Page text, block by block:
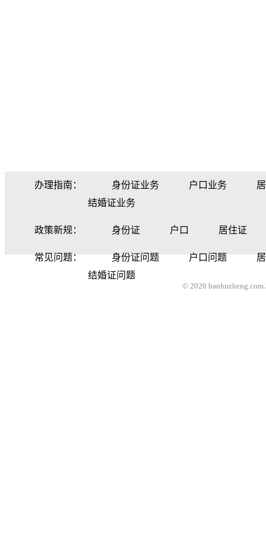
办理指南： 身份证业务 户口业务
结婚证业务
政策新规： 身份证 户口 居住证
常见问题： 身份证问题 户口问题
结婚证问题
© 2020